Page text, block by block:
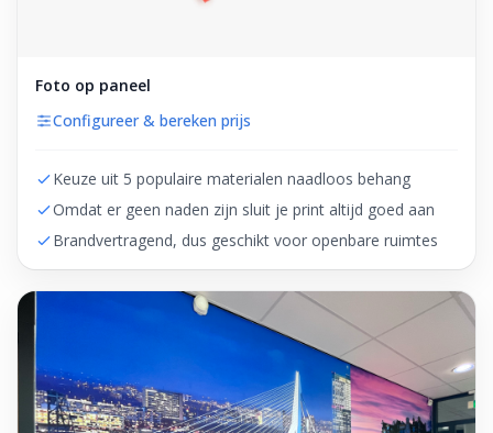
Foto op paneel
Configureer & bereken prijs
Keuze uit 5 populaire materialen naadloos behang
Omdat er geen naden zijn sluit je print altijd goed aan
Brandvertragend, dus geschikt voor openbare ruimtes